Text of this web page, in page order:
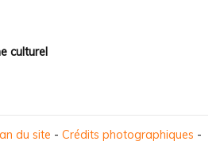
culturel
du site - Crédits photographiques -